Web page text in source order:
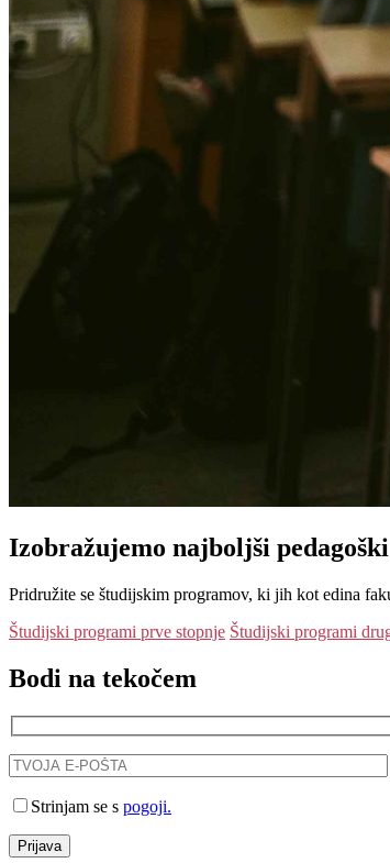
Izobražujemo najboljši
Pridružite se študijskim programov, ki jih kot edina
Študijski programi prve stopnje Študijski programi
Bodi na tekočem
Strinjam se s pogoji.
Prijava